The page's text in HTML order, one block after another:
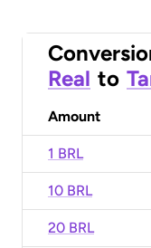
Real to
Amount
1 BRL
10 BRL
20 BRL